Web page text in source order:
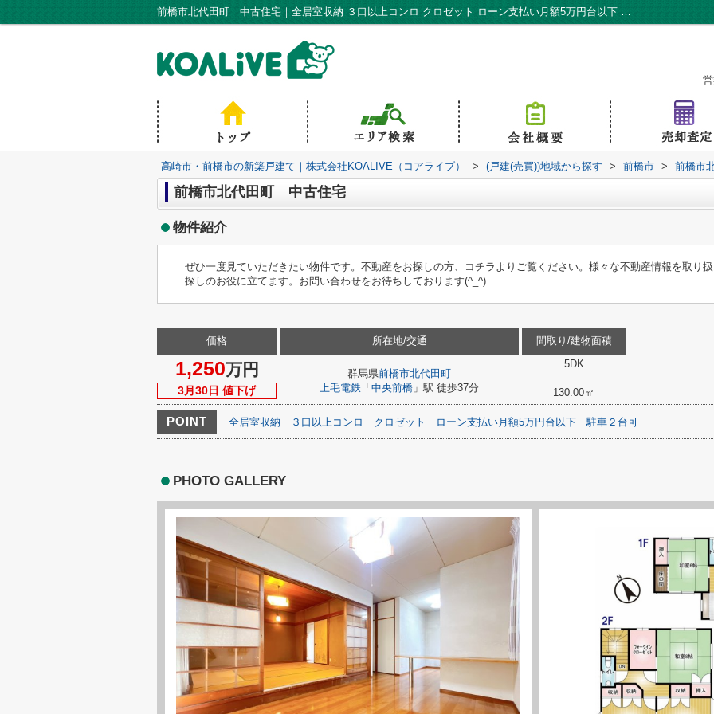
前橋市北代田町 中古住宅｜全居室収納 ３口以上コンロ クロゼット ローン支払い月額5万円台以下 駐車２台可｜高崎市・前橋市の新築戸建て｜株式会社KOALIVE（コアライブ）
高崎市・前橋市の新築戸建て｜株式会社KOALIVE（コアライブ） > (戸建(売買))地域から探す > 前橋市 > 前橋市
前橋市北代田町 中古住宅
物件紹介
ぜひ一度見ていただきたい物件です。不動産をお探しの方、コチラよりご覧ください。様々な不動産情報を取り
探しのお役に立てます。お問い合わせをお待ちしております(^_^)
価格
1,250万円
3月30日 値下げ
所在地/交通
群馬県前橋市北代田町
上毛電鉄 「 中央前橋 」駅 徒歩37分
間取り/建物面積
5DK
130.00㎡
POINT 全居室収納 ３口以上コンロ クロゼット ローン支払い月額5万円台以下 駐車２台可
PHOTO GALLERY